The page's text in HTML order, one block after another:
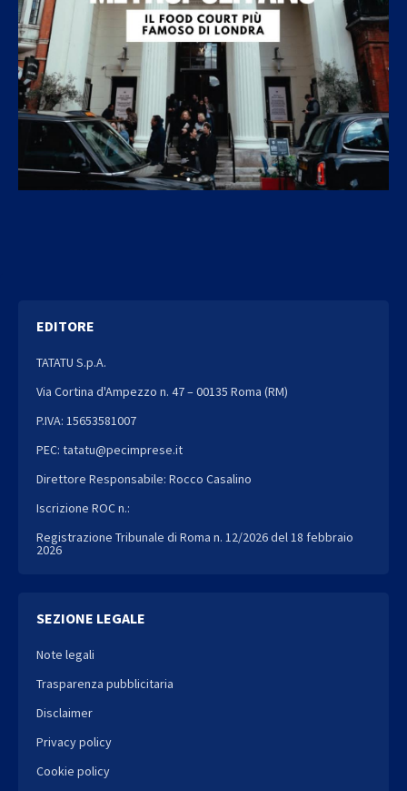
EDITORE
TATATU S.p.A.
Via Cortina d'Ampezzo n. 47 – 00135 Roma (RM)
P.IVA: 15653581007
PEC: tatatu@pecimprese.it
Direttore Responsabile: Rocco Casalino
Iscrizione ROC n.:
Registrazione Tribunale di Roma n. 12/2026 del 18 febbraio
2026
SEZIONE LEGALE
Note legali
Trasparenza pubblicitaria
Disclaimer
Privacy policy
Cookie policy